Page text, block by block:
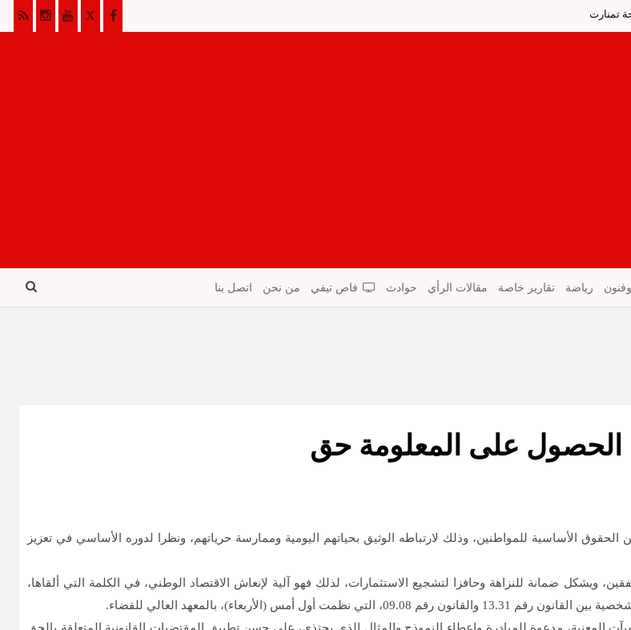
تمنارت
رياضة تقارير خاصة مقالات الرأي حوادث فاص تيفي من نحن اتصل بنا
الحصول على المعلومة حق
الأساسية للمواطنين، وذلك لارتباطه الوثيق بحياتهم اليومية وممارسة حرياتهم، ونظرا لدوره الأساسي في تعزيز
ويشكل ضمانة للنزاهة وحافزا لتشجيع الاستثمارات، لذلك فهو آلية لإنعاش الاقتصاد الوطني، في الكلمة التي ألقاها،
(الأربعاء)، بالمعهد العالي للقضاء.